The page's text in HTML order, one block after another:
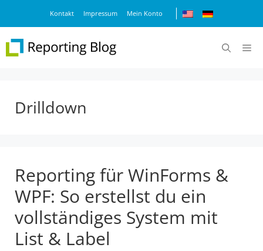
springen
Kontakt Impressum Mein Konto
Drilldown
Reporting für WinForms &
WPF: So erstellst du ein
vollständiges System mit
List & Label